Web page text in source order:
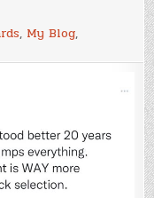
, My Blog,